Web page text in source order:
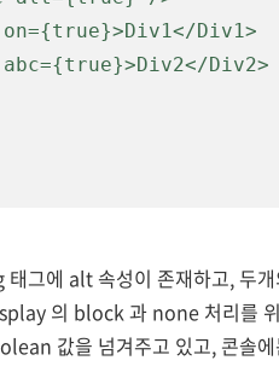
태그에 alt 속성이 존재하고, 두
의 block 과 none 처리를
값을 넘겨주고 있고, 콘솔